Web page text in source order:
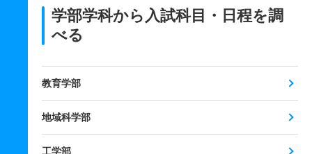
学部学科から入試科目・日程を調
べる
教育学部
地域科学部
工学部